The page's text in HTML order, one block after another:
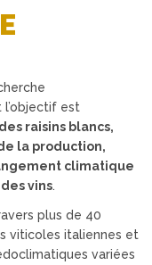
l’objectif est
raisins blancs,
la production,
climatique
vins.
plus de 40
viticoles italiennes et
variées